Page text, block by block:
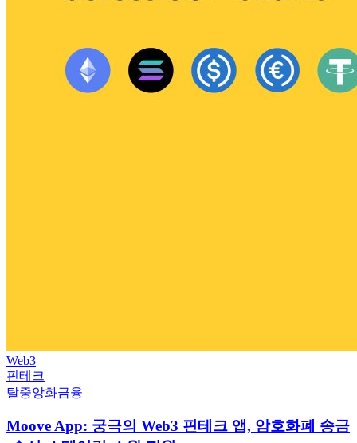
Web3
핀테크
탈중앙화금융
Moove App: 궁극의 Web3 핀테크 앱, 암호화폐 송금